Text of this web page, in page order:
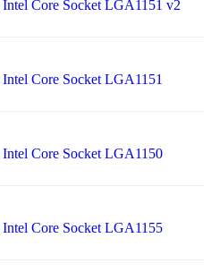
Core Socket LGA1151 v2
Core Socket LGA1151
Core Socket LGA1150
Core Socket LGA1155